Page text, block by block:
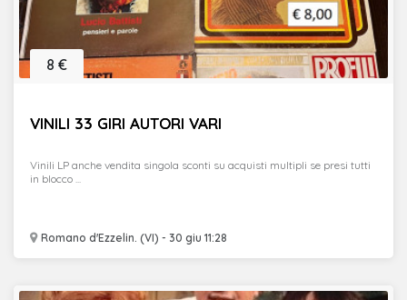
VINILI 33 GIRI AUTORI VARI
Romano d'Ezzelin. (VI) - 30 giu 11:28
8 €
Vinili LP anche vendita singola sconti su acquisti multipli se presi tutti
in blocco ...